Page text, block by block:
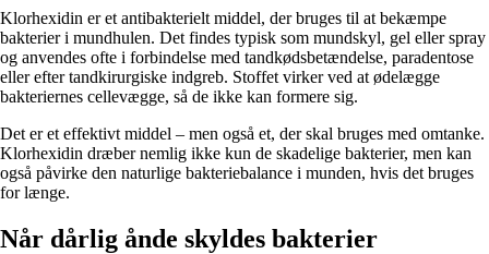
Klorhexidin er et antibakterielt middel, der bruges til at bekæmpe
bakterier i mundhulen. Det findes typisk som mundskyl, gel eller spray
og anvendes ofte i forbindelse med tandkødsbetændelse, paradentose
eller efter tandkirurgiske indgreb. Stoffet virker ved at ødelægge
bakteriernes cellevægge, så de ikke kan formere sig.
Det er et effektivt middel – men også et, der skal bruges med omtanke.
Klorhexidin dræber nemlig ikke kun de skadelige bakterier, men kan
også påvirke den naturlige bakteriebalance i munden, hvis det bruges
for længe.
Når dårlig ånde skyldes bakterier